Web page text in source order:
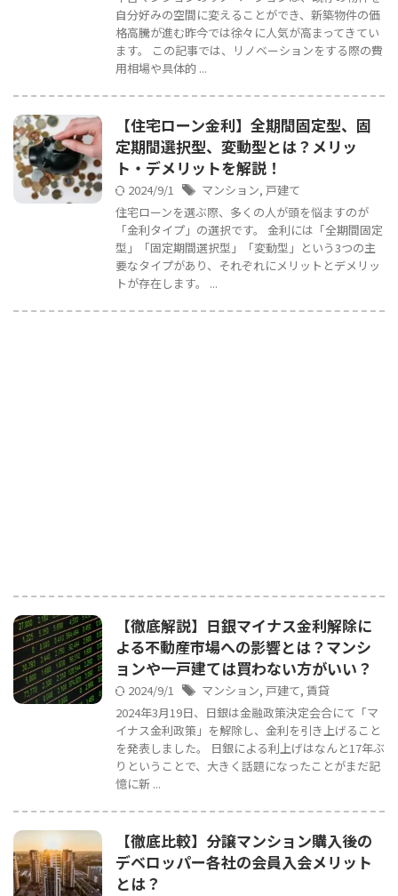
自分好みの空間に変えることができ、新築物件の価
格高騰が進む昨今では徐々に人気が高まってきてい
ます。 この記事では、リノベーションをする際の費
用相場や具体的 ...
【住宅ローン金利】全期間固定型、固
定期間選択型、変動型とは？メリッ
ト・デメリットを解説！
2024/9/1 マンション, 戸建て
住宅ローンを選ぶ際、多くの人が頭を悩ますのが
「金利タイプ」の選択です。 金利には「全期間固定
型」「固定期間選択型」「変動型」という3つの主
要なタイプがあり、それぞれにメリットとデメリッ
トが存在します。 ...
【徹底解説】日銀マイナス金利解除に
よる不動産市場への影響とは？マンシ
ョンや一戸建ては買わない方がいい？
2024/9/1 マンション, 戸建て, 賃貸
2024年3月19日、日銀は金融政策決定会合にて「マ
イナス金利政策」を解除し、金利を引き上げること
を発表しました。 日銀による利上げはなんと17年ぶ
りということで、大きく話題になったことがまだ記
憶に新 ...
【徹底比較】分譲マンション購入後の
デベロッパー各社の会員入会メリット
とは？